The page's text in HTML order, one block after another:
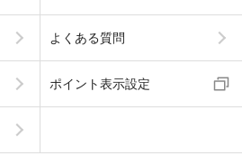
よくある質問
ポイント表示設定